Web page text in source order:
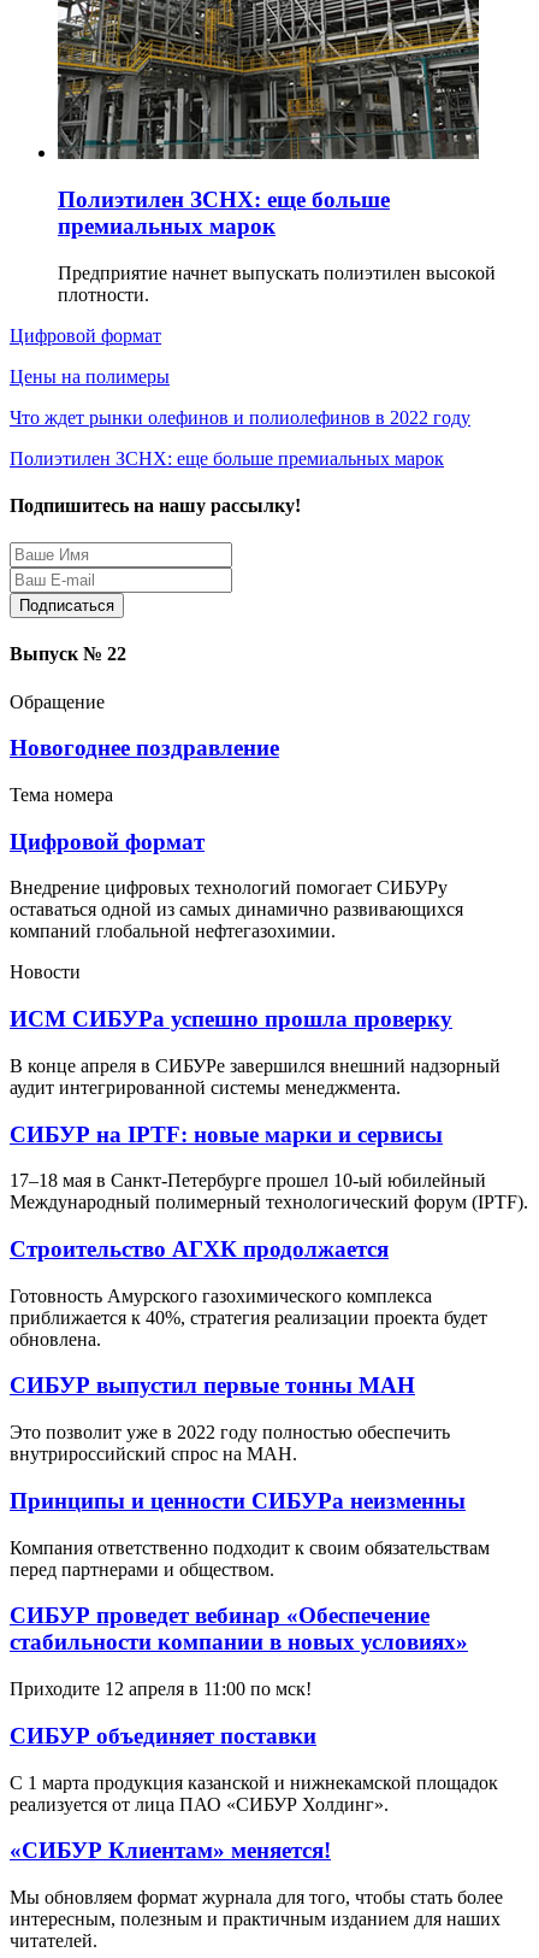
Полиэтилен ЗСНХ: еще больше
премиальных марок
Предприятие начнет выпускать полиэтилен высокой
плотности.
Цифровой формат
Цены на полимеры
Что ждет рынки олефинов и полиолефинов в 2022 году
Полиэтилен ЗСНХ: еще больше премиальных марок
Подпишитесь на нашу рассылку!
Выпуск № 22
Обращение
Новогоднее поздравление
Тема номера
Цифровой формат
Внедрение цифровых технологий помогает СИБУРу
оставаться одной из самых динамично развивающихся
компаний глобальной нефтегазохимии.
Новости
ИСМ СИБУРа успешно прошла проверку
В конце апреля в СИБУРе завершился внешний надзорный
аудит интегрированной системы менеджмента.
СИБУР на IPTF: новые марки и сервисы
17–18 мая в Санкт-Петербурге прошел 10-ый юбилейный
Международный полимерный технологический форум (IPTF).
Строительство АГХК продолжается
Готовность Амурского газохимического комплекса
приближается к 40%, стратегия реализации проекта будет
обновлена.
СИБУР выпустил первые тонны МАН
Это позволит уже в 2022 году полностью обеспечить
внутрироссийский спрос на МАН.
Принципы и ценности СИБУРа неизменны
Компания ответственно подходит к своим обязательствам
перед партнерами и обществом.
СИБУР проведет вебинар «Обеспечение
стабильности компании в новых условиях»
Приходите 12 апреля в 11:00 по мск!
СИБУР объединяет поставки
С 1 марта продукция казанской и нижнекамской площадок
реализуется от лица ПАО «СИБУР Холдинг».
«СИБУР Клиентам» меняется!
Мы обновляем формат журнала для того, чтобы стать более
интересным, полезным и практичным изданием для наших
читателей.